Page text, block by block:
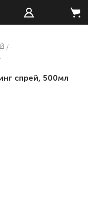
спрей, 500мл